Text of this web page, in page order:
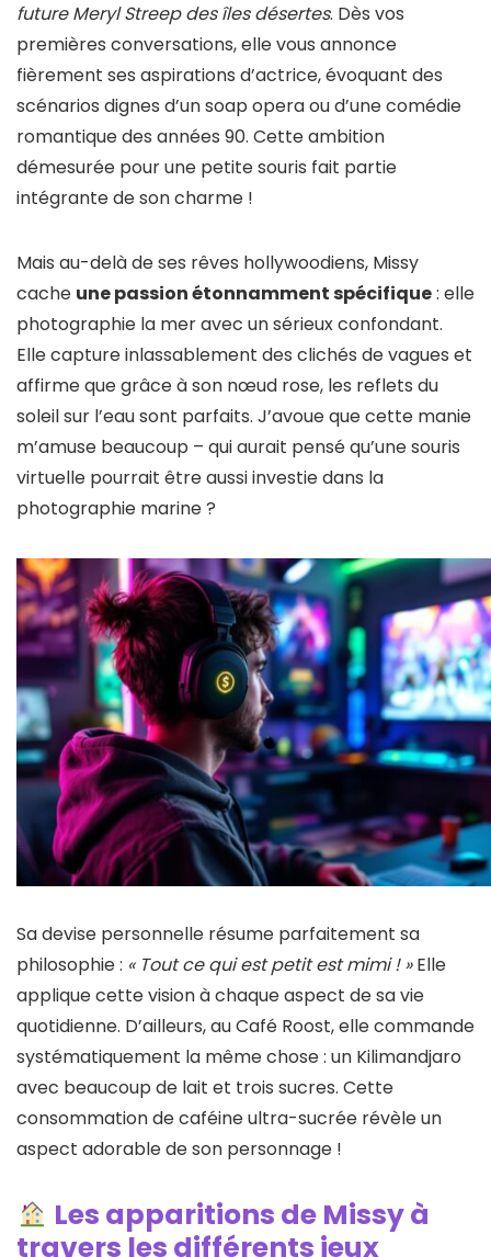
future Meryl Streep des îles désertes. Dès vos
premières conversations, elle vous annonce
fièrement ses aspirations d’actrice, évoquant des
scénarios dignes d’un soap opera ou d’une comédie
romantique des années 90. Cette ambition
démesurée pour une petite souris fait partie
intégrante de son charme !
Mais au-delà de ses rêves hollywoodiens, Missy
cache une passion étonnamment spécifique: elle
photographie la mer avec un sérieux confondant.
Elle capture inlassablement des clichés de vagues et
affirme que grâce à son nœud rose, les reflets du
soleil sur l’eau sont parfaits. J’avoue que cette manie
m’amuse beaucoup – qui aurait pensé qu’une souris
virtuelle pourrait être aussi investie dans la
photographie marine ?
Sa devise personnelle résume parfaitement sa
philosophie : « Tout ce qui est petit est mimi ! »Elle
applique cette vision à chaque aspect de sa vie
quotidienne. D’ailleurs, au Café Roost, elle commande
systématiquement la même chose : un Kilimandjaro
avec beaucoup de lait et trois sucres. Cette
consommation de caféine ultra-sucrée révèle un
aspect adorable de son personnage !
Les apparitions de Missy à
travers les différents jeux